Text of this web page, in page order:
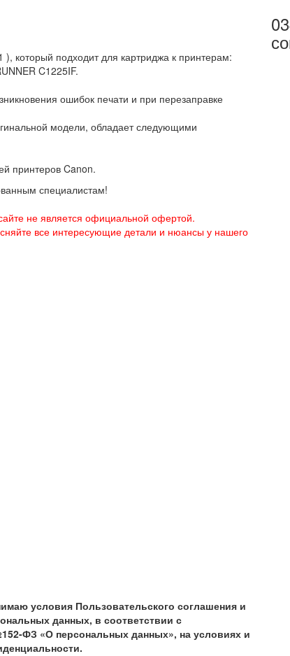
который подходит для картриджа к принтерам:
C1225IF.
ошибок печати и при перезаправке
модели, обладает следующими
принтеров Canon.
специалистам!
не является официальной офертой.
все интересующие детали и нюансы у нашего
условия Пользовательского соглашения и
данных, в соответствии с
ФЗ «О персональных данных», на условиях и